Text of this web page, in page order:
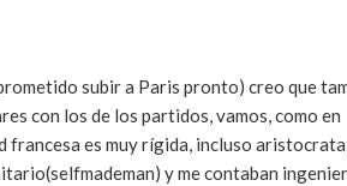
subir a Paris pronto) creo que
con los de los partidos, vamos, como en
francesa es muy rígida, incluso
y me contaban